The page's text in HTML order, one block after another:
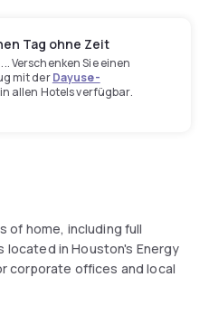
Tag ohne Zeit
Verschenken Sie einen
mit derDayuse-
allen Hotels verfügbar.
of home, including full
in Houston's Energy
corporate offices and local